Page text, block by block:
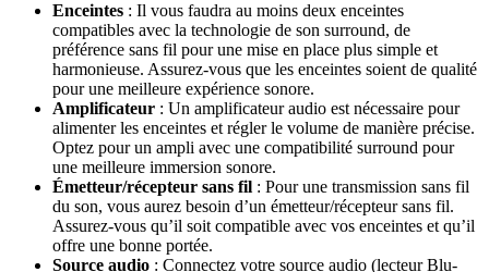
Enceintes : Il vous faudra au moins deux enceintes
compatibles avec la technologie de son surround, de
préférence sans fil pour une mise en place plus simple et
harmonieuse. Assurez-vous que les enceintes soient de qualité
pour une meilleure expérience sonore.
Amplificateur : Un amplificateur audio est nécessaire pour
alimenter les enceintes et régler le volume de manière précise.
Optez pour un ampli avec une compatibilité surround pour
une meilleure immersion sonore.
Émetteur/récepteur sans fil : Pour une transmission sans fil
du son, vous aurez besoin d’un émetteur/récepteur sans fil.
Assurez-vous qu’il soit compatible avec vos enceintes et qu’il
offre une bonne portée.
Source audio : Connectez votre source audio (lecteur Blu-